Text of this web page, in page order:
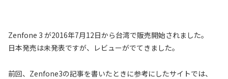
Zenfone 3 が2016年7月12日から台湾で販売開始されました。
日本発売は未発表ですが、レビューがでてきました。
前回、Zenfone3の記事を書いたときに参考にしたサイトでは、